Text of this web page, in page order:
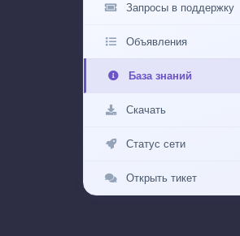
Запросы в поддержку
Объявления
База знаний
Скачать
Статус сети
Открыть тикет